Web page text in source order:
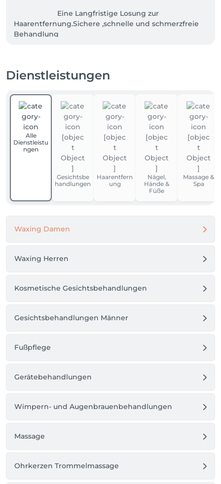
                      Eine Langfristige Losung zur
Haarentfernung.Sichere ,schnelle und schmerzfreie
Behandlung
Dienstleistungen
Alle
Dienstleistu
ngen
Gesichtsbe
handlungen
Haarentfern
ung
Nägel,
Hände &
Füße
Massage &
Spa
Waxing Damen
Waxing Herren
Kosmetische Gesichtsbehandlungen
Gesichtsbehandlungen Männer
Fußpflege
Gerätebehandlungen
Wimpern- und Augenbrauenbehandlungen
Massage
Ohrkerzen Trommelmassage